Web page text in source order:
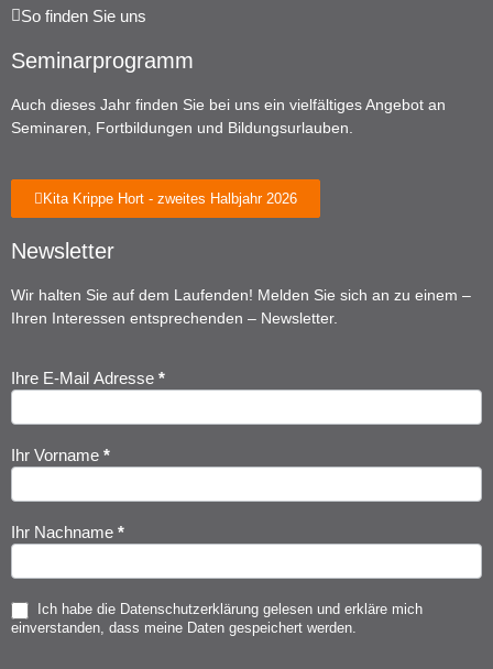
So finden Sie uns
Seminarprogramm
Auch dieses Jahr finden Sie bei uns ein vielfältiges Angebot an
Seminaren, Fortbildungen und Bildungsurlauben.
Kita Krippe Hort - zweites Halbjahr 2026
Newsletter
Wir halten Sie auf dem Laufenden! Melden Sie sich an zu einem –
Ihren Interessen entsprechenden – Newsletter.
Newsletter
Anmeldung
Ihre E-Mail Adresse *
Ihr Vorname *
Ihr Nachname *
Ich habe die Datenschutzerklärung gelesen und erkläre mich
einverstanden, dass meine Daten gespeichert werden.